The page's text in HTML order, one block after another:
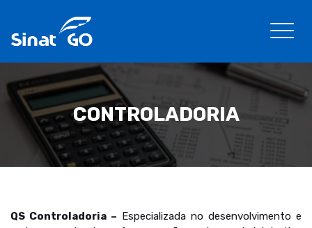
CONTROLADORIA
QS Controladoria – Especializada no desenvolvimento e